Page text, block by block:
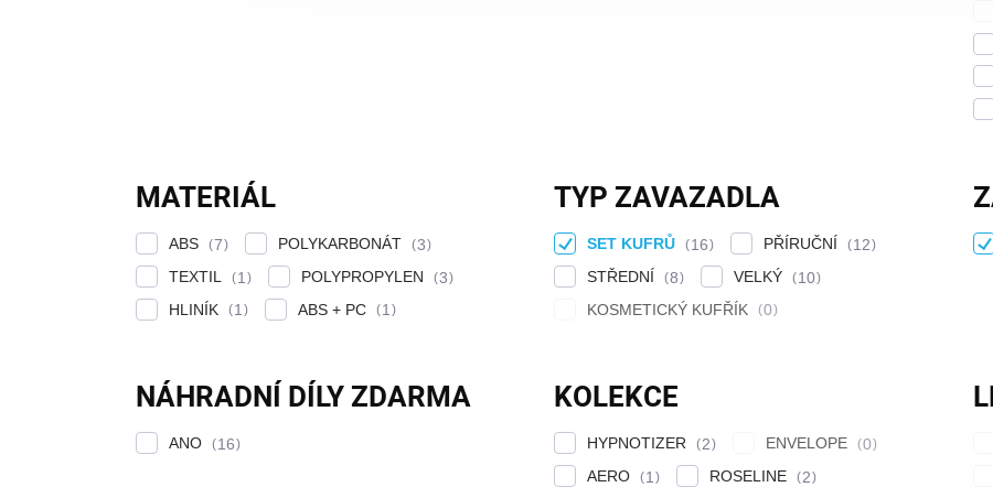
MATERIÁL
ABS 7 POLYKARBONÁT
3
TEXTIL
1 POLYPROPYLEN
3
HLINÍK
1 ABS + PC 1
TYP ZAVAZADLA
SET KUFRŮ 16 PŘÍRUČNÍ
12
STŘEDNÍ
8 VELKÝ
10
KOSMETICKÝ KUFŘÍK
0
NÁHRADNÍ DÍLY ZDARMA
ANO 16
KOLEKCE
HYPNOTIZER 2 ENVELOPE
0
AERO
1 ROSELINE
2